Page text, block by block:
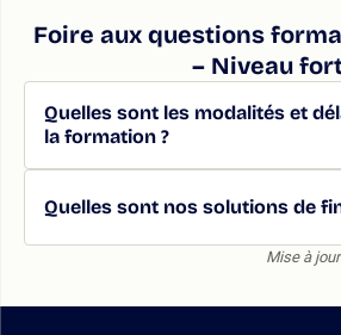
Foire aux questions
– Niveau
Quelles sont les modalités et
la formation ?
Quelles sont nos solutions de
Mise à